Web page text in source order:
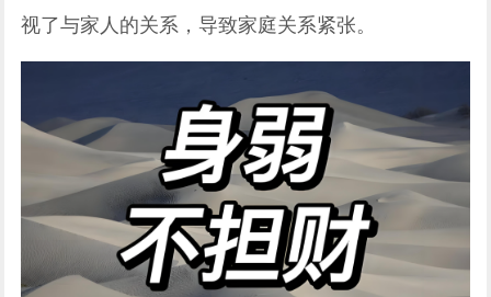
视了与家人的关系，导致家庭关系紧张。